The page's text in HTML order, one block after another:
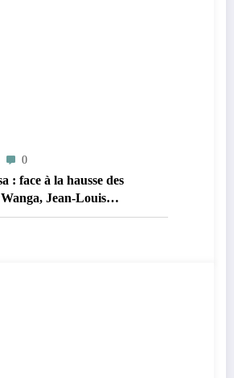
0
: face à la hausse des
Jean-Louis
à une réorganisation du